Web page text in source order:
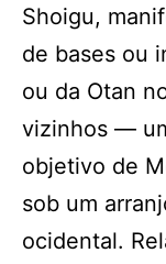
Shoigu,
de bases ou
ou da Otan
vizinhos —
objetivo de
sob um
ocidental.